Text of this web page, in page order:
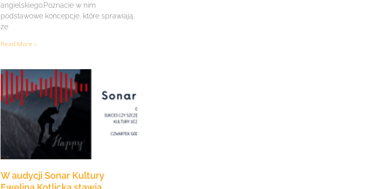
angielskiego.Poznacie w nim
podstawowe koncepcje, które sprawiają,
że
Read More »
W audycji Sonar Kultury